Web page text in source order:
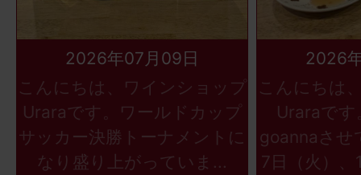
2026年07月09日
こんにちは、ワインショップ
Uraraです。ワールドカップ
サッカー決勝トーナメントに
なり盛り上がっていま...
2026
こんにちは
Uraraです
goannaさせ
7日（火）